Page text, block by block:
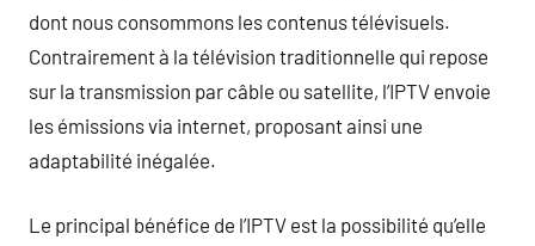
dont nous consommons les contenus télévisuels.
Contrairement à la télévision traditionnelle qui repose
sur la transmission par câble ou satellite, l’IPTV envoie
les émissions via internet, proposant ainsi une
adaptabilité inégalée.
Le principal bénéfice de l’IPTV est la possibilité qu’elle